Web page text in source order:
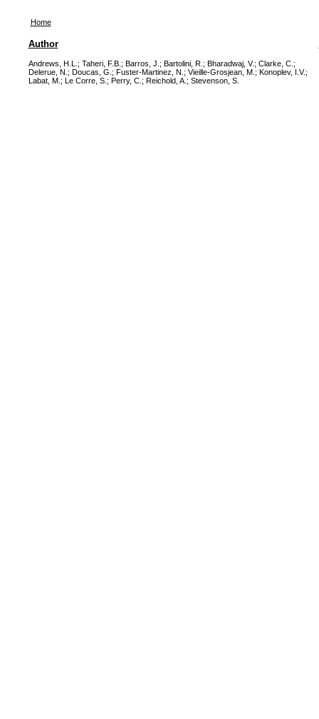
Home
Author
Andrews, H.L. ; Taheri, F.B. ; Barros, J. ; Bartolini, R. ; Bharadwaj, V.; Clarke, C. ;
Delerue, N. ; Doucas, G. ; Fuster-Martinez, N. ; Vieille-Grosjean, M. ; Konoplev, I.V.;
Labat, M. ; Le Corre, S. ; Perry, C. ; Reichold, A. ; Stevenson, S.